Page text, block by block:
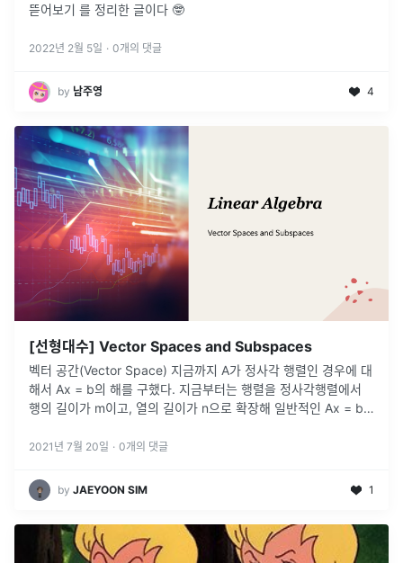
뜯어보기 를 정리한 글이다 🤓
2022년 2월 5일 · 0개의 댓글
by 남주영 4
[선형대수] Vector Spaces and Subspaces
벡터 공간(Vector Space) 지금까지 A가 정사각 행렬인 경우에 대
해서 Ax = b의 해를 구했다. 지금부터는 행렬을 정사각행렬에서
행의 길이가 m이고, 열의 길이가 n으로 확장해 일반적인 Ax = b
는 개념이 필요하여 이에 대해서 알아볼 것이다. 벡터 공간은 벡터
2021년 7월 20일 · 0개의 댓글
by JAEYOON SIM 1